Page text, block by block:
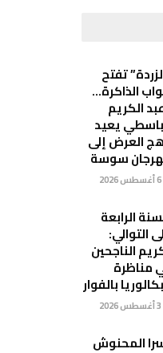
تفتح
الذاكرة…
الكريم
يعيد
العرض إلى
سوسة
6 أغسطس 2026
الرابعة
التوالي:
الناجحين
مناظرة
بالفوار
المحنوش